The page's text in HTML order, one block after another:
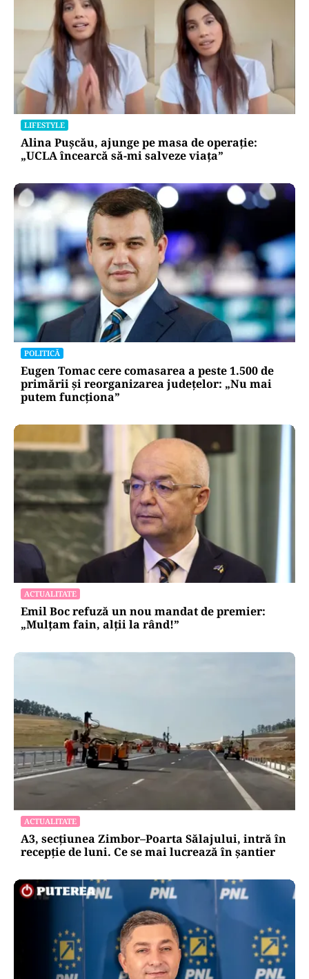
LIFESTYLE
Alina Pușcău, ajunge pe masa de operație:
„UCLA încearcă să-mi salveze viața”
POLITICĂ
Eugen Tomac cere comasarea a peste 1.500 de
primării și reorganizarea județelor: „Nu mai
putem funcționa”
ACTUALITATE
Emil Boc refuză un nou mandat de premier:
„Mulțam fain, alții la rând!”
ACTUALITATE
A3, secțiunea Zimbor–Poarta Sălajului, intră în
recepție de luni. Ce se mai lucrează în șantier